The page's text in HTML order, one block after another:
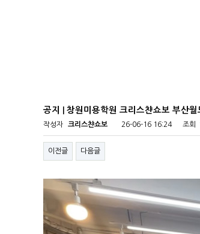
공지 | 창원미용학원 크리스챤쇼보 부산
작성자 크리스챤쇼보 26-06-16 16:24 조회
이전글 다음글